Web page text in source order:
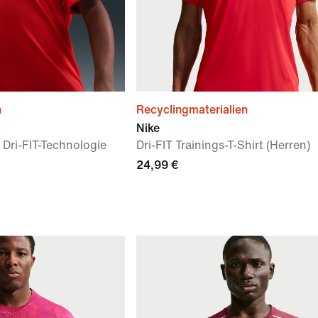
FIT-Technologie
Recyclingmaterialien
Nike
Dri-FIT Trainings-T-Shirt (Herren)
24,99 €